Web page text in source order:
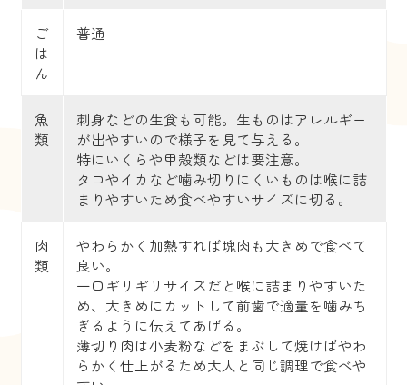
ご
は
ん
普通
魚
類
刺身などの生食も可能。生ものはアレルギー
が出やすいので様子を見て与える。
特にいくらや甲殻類などは要注意。
タコやイカなど噛み切りにくいものは喉に詰
まりやすいため食べやすいサイズに切る。
肉
類
やわらかく加熱すれば塊肉も大きめで食べて
良い。
一口ギリギリサイズだと喉に詰まりやすいた
め、大きめにカットして前歯で適量を噛みち
ぎるように伝えてあげる。
薄切り肉は小麦粉などをまぶして焼けばやわ
らかく仕上がるため大人と同じ調理で食べや